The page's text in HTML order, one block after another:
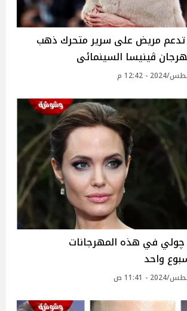
تدعم مريض على سرير متحرك ذهب
ڤينيسا السينمائى
چولي في هذه المهرجانات
واحد